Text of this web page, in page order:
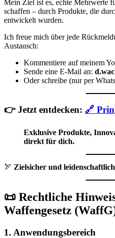
Mein Ziel ist es, echte Mehrwerte
schaffen – durch Produkte, die
entwickelt wurden.
Ich freue mich über jede
Austausch:
Kommentiere auf meinem
Sende eine E-Mail an:
Oder schreibe (nur per
👉Jetzt entdecken: 🔗
Exklusive Produkte,
direkt für dich.
🏹 Zielsicher und
📜 Rechtliche
Waffengesetz
1. Anwendungsbereich